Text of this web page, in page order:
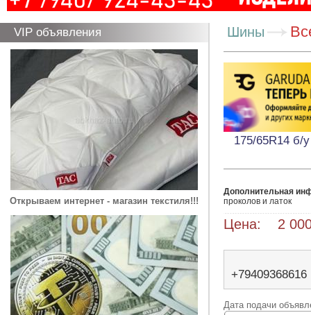
VIP объявления
Открываем интернет - магазин текстиля!!!
Шины
175/65R14 б/
Дополнительная
проколов и латок
Цена: 2
+79409368616
Дата подачи